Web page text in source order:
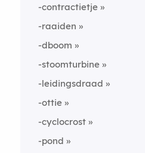
-contractietje
-raaiden
-dboom
-stoomturbine
-leidingsdraad
-ottie
-cyclocrost
-pond